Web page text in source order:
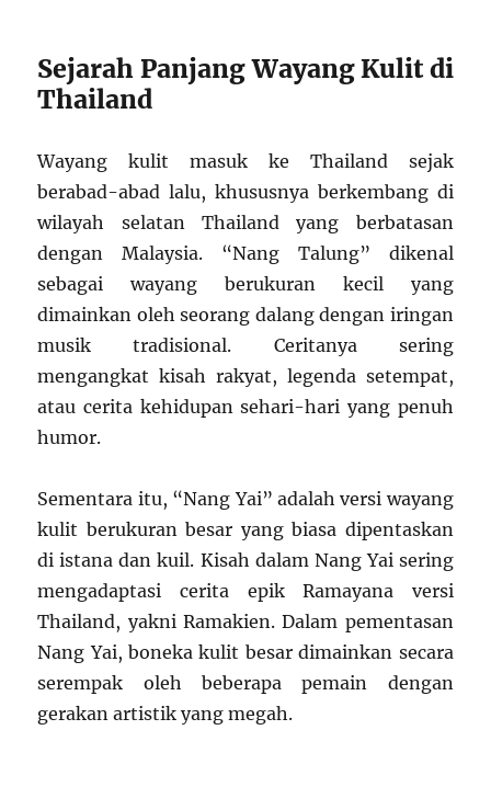
Sejarah Panjang Wayang Kulit di
Thailand
Wayang kulit masuk ke Thailand sejak
berabad-abad lalu, khususnya berkembang di
wilayah selatan Thailand yang berbatasan
dengan Malaysia. “Nang Talung” dikenal
sebagai wayang berukuran kecil yang
dimainkan oleh seorang dalang dengan iringan
musik tradisional. Ceritanya sering
mengangkat kisah rakyat, legenda setempat,
atau cerita kehidupan sehari-hari yang penuh
humor.
Sementara itu, “Nang Yai” adalah versi wayang
kulit berukuran besar yang biasa dipentaskan
di istana dan kuil. Kisah dalam Nang Yai sering
mengadaptasi cerita epik Ramayana versi
Thailand, yakni Ramakien. Dalam pementasan
Nang Yai, boneka kulit besar dimainkan secara
serempak oleh beberapa pemain dengan
gerakan artistik yang megah.